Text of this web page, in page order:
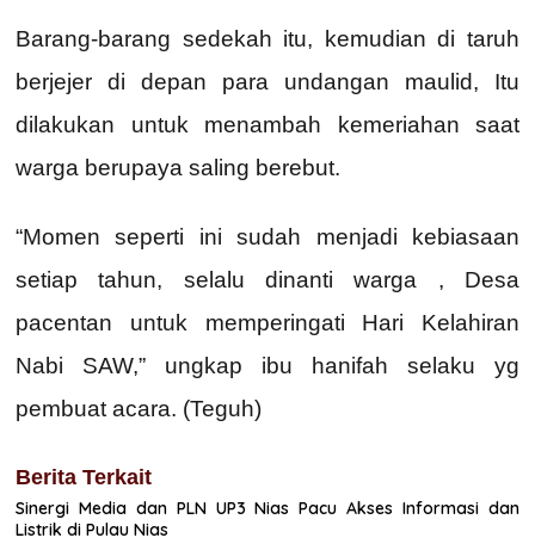
Barang-barang sedekah itu, kemudian di taruh
berjejer di depan para undangan maulid, Itu
dilakukan untuk menambah kemeriahan saat
warga berupaya saling berebut.
“Momen seperti ini sudah menjadi kebiasaan
setiap tahun, selalu dinanti warga , Desa
pacentan untuk memperingati Hari Kelahiran
Nabi SAW,” ungkap ibu hanifah selaku yg
pembuat acara. (Teguh)
Berita Terkait
Sinergi Media dan PLN UP3 Nias Pacu Akses Informasi dan
Listrik di Pulau Nias